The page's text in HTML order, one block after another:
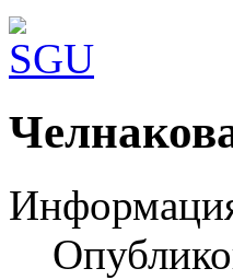
Шаблоны Joomla 3 здесь: